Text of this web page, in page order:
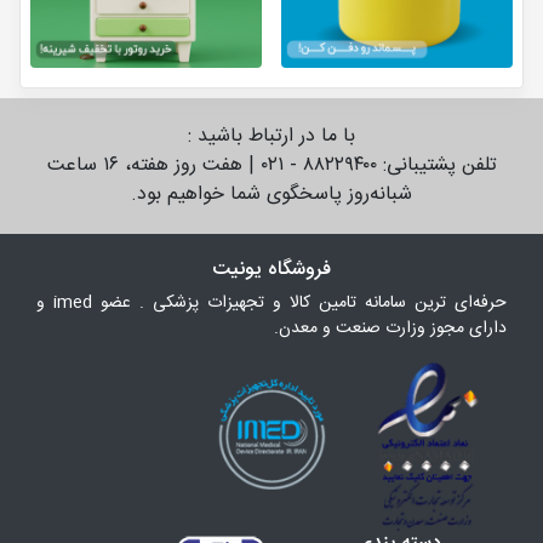
با ما در ارتباط باشید :
تلفن پشتیبانی: ۸۸۲۲۹۴۰۰ - ۰۲۱ | هفت روز هفته، ۱۶ ساعت
شبانه‌روز پاسخگوی شما خواهیم بود.
فروشگاه یونیت
حرفه‌ای ترین سامانه تامین کالا و تجهیزات پزشکی . عضو imed و
دارای مجوز وزارت صنعت و معدن.